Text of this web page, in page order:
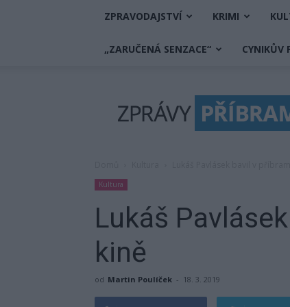
ZPRAVODAJSTVÍ KRIMI
„ZARUČENÁ SENZACE“ CYNIKŮV
Příbram
Kultura
Lukáš
kině
od Martin Poulíček - 18. 3. 2019